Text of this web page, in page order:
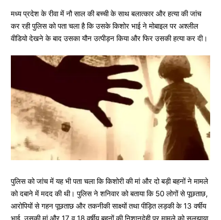
मध्य प्रदेश के रीवा में नौ साल की बच्ची के साथ बलात्कार और हत्या की जांच
कर रही पुलिस को पता चला है कि उसके किशोर भाई ने मोबाइल पर अश्लील
वीडियो देखने के बाद उसका यौन उत्पीड़न किया और फिर उसकी हत्या कर दी।
पुलिस को जांच में यह भी पता चला कि किशोरी की मां और दो बड़ी बहनों ने मामले
को दबाने में मदद की थी। पुलिस ने शनिवार को बताया कि 50 लोगों से पूछताछ,
आरोपियों से गहन पूछताछ और तकनीकी साक्ष्यों तथा पीड़ित लड़की के 13 वर्षीय
भाई, उसकी मां और 17 व 18 वर्षीय बहनों की निशानदेही पर मामले को सुलझाया